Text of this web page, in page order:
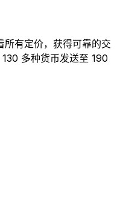
有定价，获得可靠的交
多种货币发送至 190